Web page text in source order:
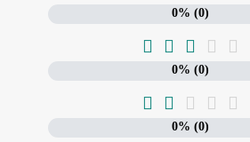
0% (0)
    
0% (0)
    
0% (0)